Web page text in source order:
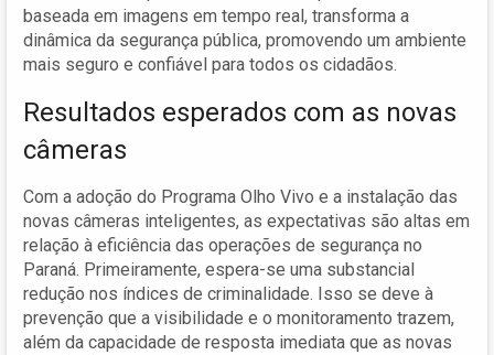
baseada em imagens em tempo real, transforma a
dinâmica da segurança pública, promovendo um ambiente
mais seguro e confiável para todos os cidadãos.
Resultados esperados com as novas
câmeras
Com a adoção do Programa Olho Vivo e a instalação das
novas câmeras inteligentes, as expectativas são altas em
relação à eficiência das operações de segurança no
Paraná. Primeiramente, espera-se uma substancial
redução nos índices de criminalidade. Isso se deve à
prevenção que a visibilidade e o monitoramento trazem,
além da capacidade de resposta imediata que as novas